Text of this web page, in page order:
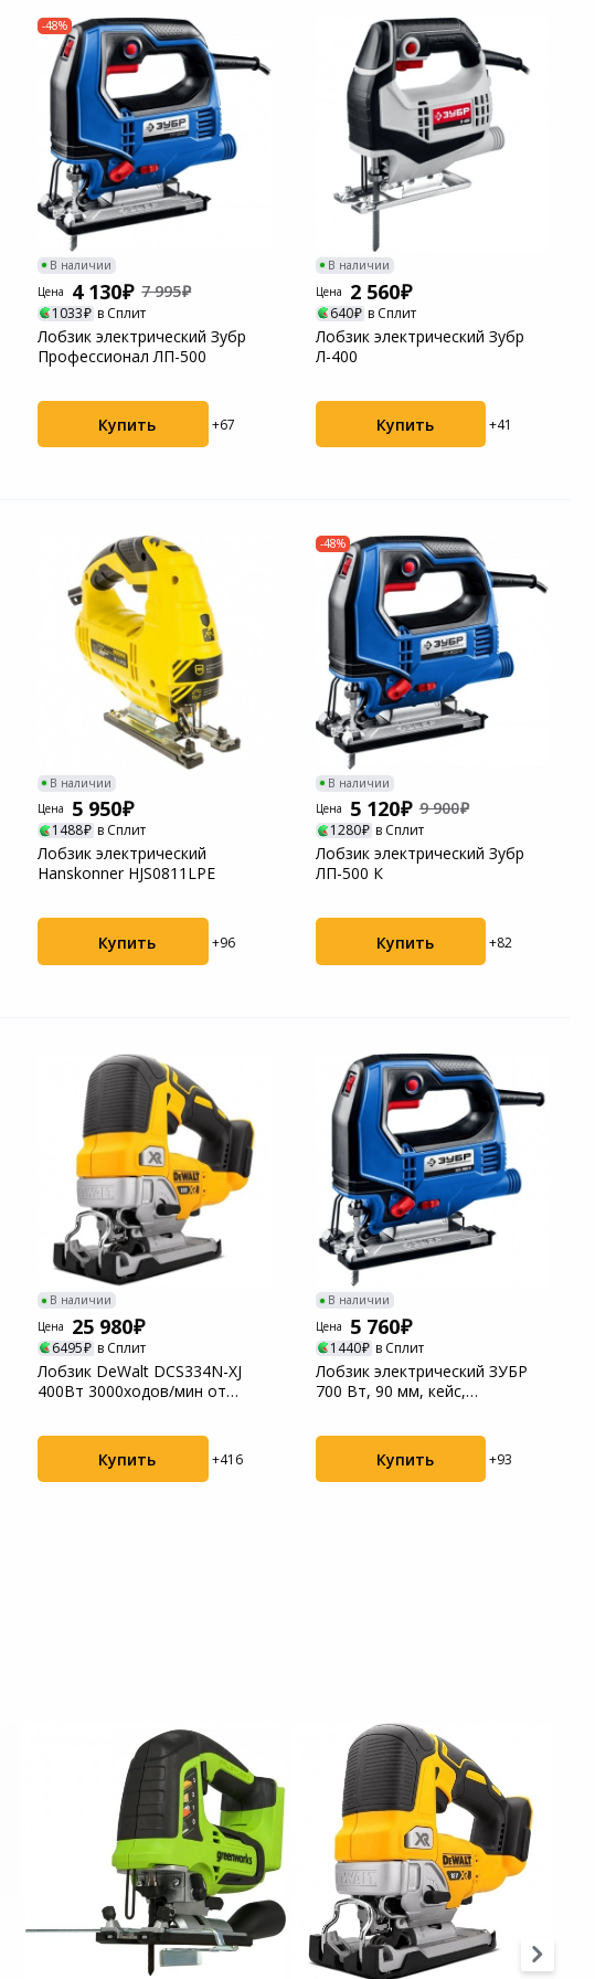
-48%
В наличии
Цена
4 130 7 995
1033 в Сплит
Лобзик электрический Зубр
Профессионал ЛП-500
Купить +67
В наличии
Цена
2 560
640 в Сплит
Лобзик электрический Зубр
Л-400
Купить +41
В наличии
Цена
5 950
1488 в Сплит
Лобзик электрический
Hanskonner HJS0811LPE
Купить +96
-48%
В наличии
Цена
5 120 9 900
1280 в Сплит
Лобзик электрический Зубр
ЛП-500 К
Купить +82
В наличии
Цена
25 980
6495 в Сплит
Лобзик DeWalt DCS334N-XJ
400Вт 3000ходов/мин от
Купить +416
В наличии
Цена
5 760
1440 в Сплит
Лобзик электрический ЗУБР
700 Вт, 90 мм, кейс,
Купить +93